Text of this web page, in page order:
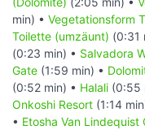
min) • Vegetationsform
Toilette (umzäunt) (0:31
(0:23 min) • Salvadora
Gate (1:59 min) •
(0:52 min) • Halali (0:55
Onkoshi Resort (1:14
• Etosha Van Lindequist